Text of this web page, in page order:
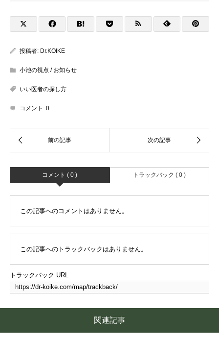
投稿者: Dr.KOIKE
小池の視点 / お知らせ
いい医者の探し方
コメント: 0
コメント ( 0 ) トラックバック ( 0 )
この記事へのコメントはありません。
この記事へのトラックバックはありません。
トラックバック URL
関連記事